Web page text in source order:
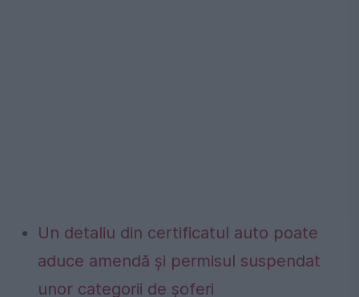
Un detaliu din certificatul auto poate
aduce amendă și permisul suspendat
unor categorii de șoferi